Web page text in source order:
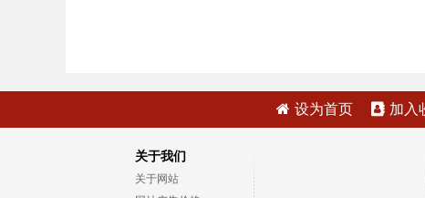
设为首页 加入
关于我们
关于网站